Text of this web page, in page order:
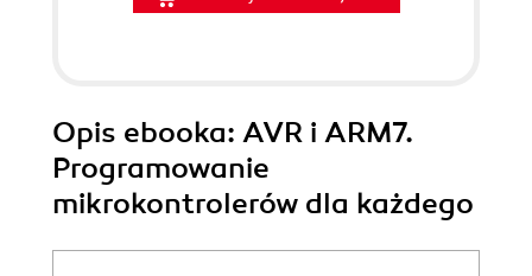
Opis ebooka: AVR i ARM7.
Programowanie
mikrokontrolerów dla każdego